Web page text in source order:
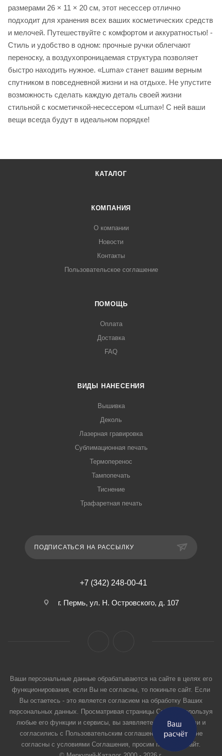
размерами 26 × 11 × 20 см, этот несессер отлично
подходит для хранения всех ваших косметических средств
и мелочей. Путешествуйте с комфортом и аккуратностью! -
Стиль и удобство в одном: прочные ручки облегчают
переноску, а воздухопроницаемая структура позволяет
быстро находить нужное. «Luma» станет вашим верным
спутником в повседневной жизни и на отдыхе. Не упустите
возможность сделать каждую деталь своей жизни
стильной с косметичкой-несессером «Luma»! С ней ваши
вещи всегда будут в идеальном порядке!
КАТАЛОГ
КОМПАНИЯ
О компании
Новости
Контакты
Пользовательское соглашение
ПОМОЩЬ
Оплата
Доставка
FAQ
ВИДЫ НАНЕСЕНИЯ
Вышивка
Деколь
Лазерная гравировка
Сублимационная печать
Термоперенос
Тампопечать
Тиснение
Трафаретная печать
ПОДПИСАТЬСЯ НА РАССЫЛКУ
+7 (342) 248-00-41
г. Пермь, ул. Н. Островского, д. 107
Ваши персональные данные обрабатываются на сайте в целях его
функционирования, если Вы не согласны, то покиньте сайт. Если
Вы остаетесь - это является согласием на обработку Ваших
персональных данных. Просматривая страницы Сайта и используя
любые его функции и сервисы, вы заявляете, что прочитали и
согласились с Пользовательским соглашением. Если вы не
согласны с условиями Соглашения, просим покинуть Сайт.